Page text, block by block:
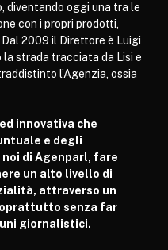
diventando oggi una tra le
con i propri prodotti,
2009 il Direttore è Luigi
strada tracciata da Lisi e
l’Agenzia, ossia
innovativa che
e degli
di Agenparl, fare
un alto livello di
attraverso un
senza far
giornalistici.